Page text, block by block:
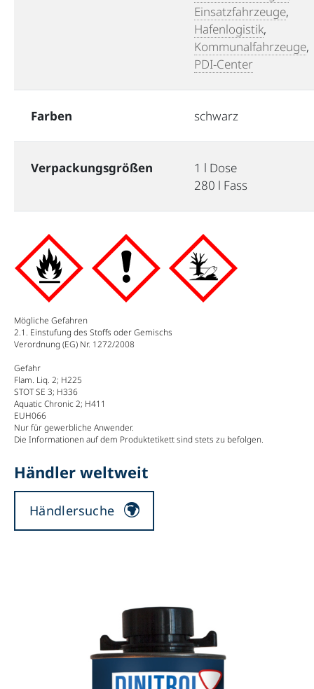
Einsatzfahrzeuge,
Hafenlogistik,
Kommunalfahrzeuge,
PDI-Center
Farben schwarz
Verpackungsgrößen
1 l Dose
280 l Fass
Mögliche Gefahren
2.1. Einstufung des Stoffs oder Gemischs
Verordnung (EG) Nr. 1272/2008
Gefahr
Flam. Liq. 2; H225
STOT SE 3; H336
Aquatic Chronic 2; H411
EUH066
Nur für gewerbliche Anwender.
Die Informationen auf dem Produktetikett sind stets zu befolgen.
Händler weltweit
Händlersuche